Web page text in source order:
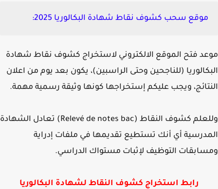
موقع سحب كشوف نقاط شهادة البكالوريا 2025 :
فتح الموقع الالكتروني لاستخراج كشوف نقاط شهادة
(للناجحين وحتى الراسبين)، يكون بعد يوم من اعلان
ويجب عليكم إستخراجها كونها وثيقة رسمية مهمة.
كشوف النقاط (Relevé de notes bac) تعادل الشهادة
أي أنك تستطيع تقديمها في ملفات إدراية
التوظيف لإثبات مستواك الدراسي.
رابط استخراج كشوف النقاط لشهادة البكالوريا